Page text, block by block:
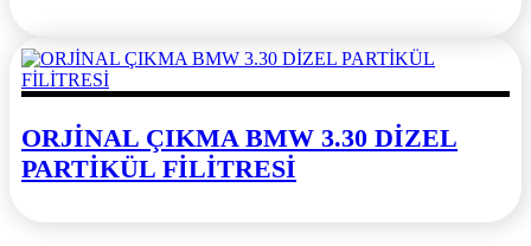
ORJİNAL ÇIKMA BMW 3.30 DİZEL
PARTİKÜL FİLİTRESİ